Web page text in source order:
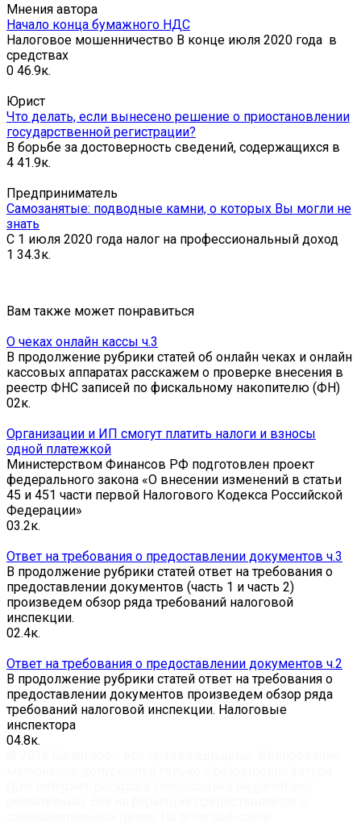
Мнения автора
Начало конца бумажного НДС
Налоговое мошенничество В конце июля 2020 года в
средствах
0 46.9к.
Юрист
Что делать, если вынесено решение о приостановлении
государственной регистрации?
В борьбе за достоверность сведений, содержащихся в
4 41.9к.
Предприниматель
Самозанятые: подводные камни, о которых Вы могли не
знать
С 1 июля 2020 года налог на профессиональный доход
1 34.3к.
Вам также может понравиться
О чеках онлайн кассы ч.3
В продолжение рубрики статей об онлайн чеках и онлайн
кассовых аппаратах расскажем о проверке внесения в
реестр ФНС записей по фискальному накопителю (ФН)
02к.
Организации и ИП смогут платить налоги и взносы
одной платежкой
Министерством Финансов РФ подготовлен проект
федерального закона «О внесении изменений в статьи
45 и 451 части первой Налогового Кодекса Российской
Федерации»
03.2к.
Ответ на требования о предоставлении документов ч.3
В продолжение рубрики статей ответ на требования о
предоставлении документов (часть 1 и часть 2)
произведем обзор ряда требований налоговой
инспекции.
02.4к.
Ответ на требования о предоставлении документов ч.2
В продолжение рубрики статей ответ на требования о
предоставлении документов произведем обзор ряда
требований налоговой инспекции. Налоговые
инспектора
04.8к.